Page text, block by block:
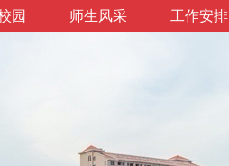
园 师生风采 工作安排